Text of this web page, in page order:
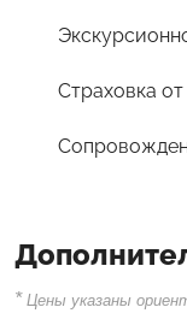
Страховка
* Цены указаны